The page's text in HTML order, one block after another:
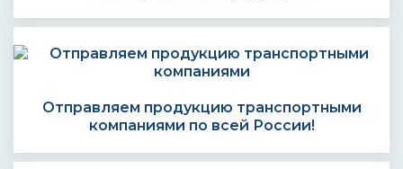
Отправляем продукцию транспортными
компаниями по всей России!